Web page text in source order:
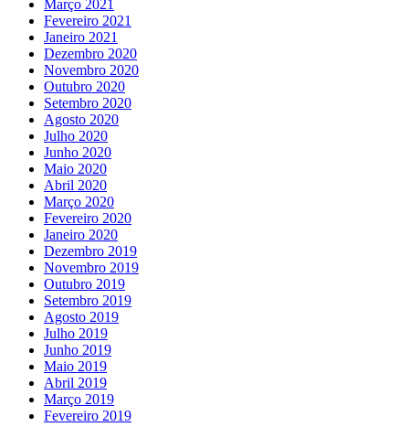
Março 2021
Fevereiro 2021
Janeiro 2021
Dezembro 2020
Novembro 2020
Outubro 2020
Setembro 2020
Agosto 2020
Julho 2020
Junho 2020
Maio 2020
Abril 2020
Março 2020
Fevereiro 2020
Janeiro 2020
Dezembro 2019
Novembro 2019
Outubro 2019
Setembro 2019
Agosto 2019
Julho 2019
Junho 2019
Maio 2019
Abril 2019
Março 2019
Fevereiro 2019